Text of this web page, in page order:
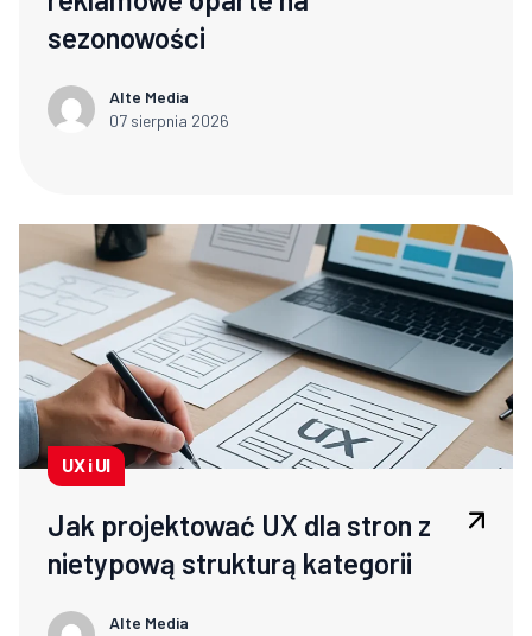
sezonowości
Alte Media
07 sierpnia 2026
UX i UI
Jak projektować UX dla stron z
nietypową strukturą kategorii
Alte Media